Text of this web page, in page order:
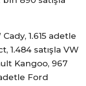
1.615 adetle
1.484 satışla VW
Kangoo, 967
Ford